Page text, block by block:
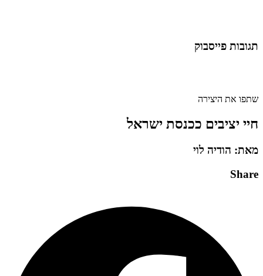
תגובות פייסבוק
שתפו את היצירה
חיי יציבים ככנסת ישראל
מאת: הודיה לוי
Share